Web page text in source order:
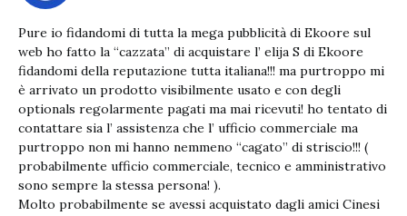
Pure io fidandomi di tutta la mega pubblicità di Ekoore sul
web ho fatto la “cazzata” di acquistare l’ elija S di Ekoore
fidandomi della reputazione tutta italiana!!! ma purtroppo mi
è arrivato un prodotto visibilmente usato e con degli
optionals regolarmente pagati ma mai ricevuti! ho tentato di
contattare sia l’ assistenza che l’ ufficio commerciale ma
purtroppo non mi hanno nemmeno “cagato” di striscio!!! (
probabilmente ufficio commerciale, tecnico e amministrativo
sono sempre la stessa persona! ).
Molto probabilmente se avessi acquistato dagli amici Cinesi